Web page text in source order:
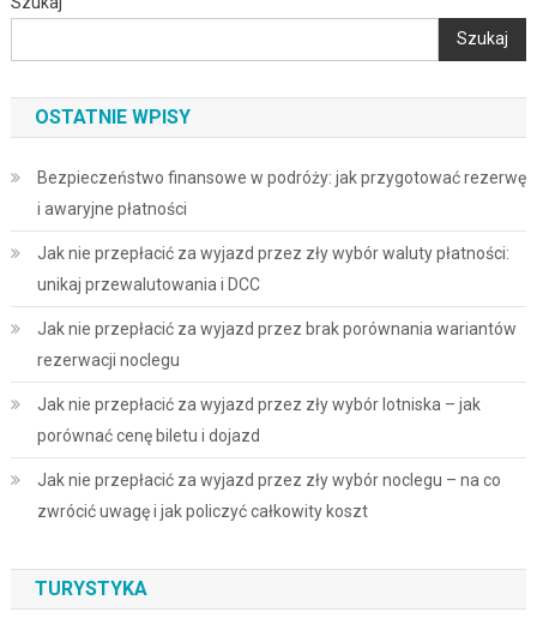
Szukaj
OSTATNIE WPISY
Bezpieczeństwo finansowe w podróży: jak przygotować rezerwę
i awaryjne płatności
Jak nie przepłacić za wyjazd przez zły wybór waluty płatności:
unikaj przewalutowania i DCC
Jak nie przepłacić za wyjazd przez brak porównania wariantów
rezerwacji noclegu
Jak nie przepłacić za wyjazd przez zły wybór lotniska – jak
porównać cenę biletu i dojazd
Jak nie przepłacić za wyjazd przez zły wybór noclegu – na co
zwrócić uwagę i jak policzyć całkowity koszt
TURYSTYKA